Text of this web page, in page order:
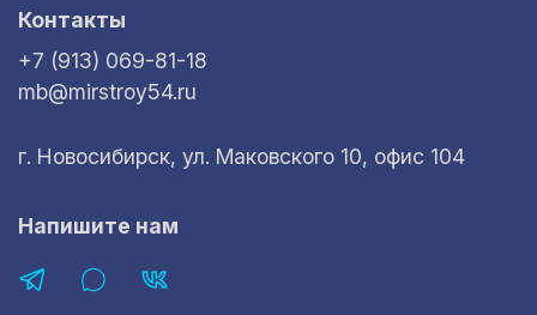
Контакты
+7 (913) 069-81-18
mb@mirstroy54.ru
г. Новосибирск, ул. Маковского 10, офис 104
Напишите нам